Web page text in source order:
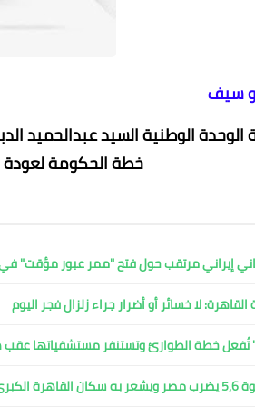
سيف
الوطنية السيد عبدالحميد
خطة الحكومة لعودة
إيراني مرتقب حول فتح "ممر عبور مؤقت"
لا خسائر أو أضرار جراء زلزال فجر اليوم
خطة الطوارئ وتستنفر مستشفياتها عقب
الكبرى